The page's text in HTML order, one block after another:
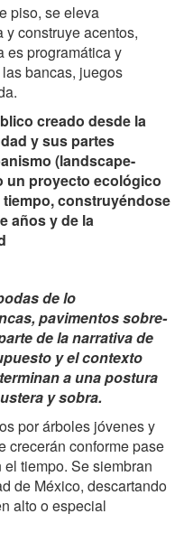
piso, se eleva
construye acentos,
es programática y
bancas, juegos
creado desde la
y sus partes
(landscape-
un proyecto ecológico
construyéndose
años y de la
de lo
pavimentos sobre-
de la narrativa de
y el contexto
a una postura
y sobra.
por árboles jóvenes y
crecerán conforme pase
tiempo. Se siembran
de México, descartando
alto o especial